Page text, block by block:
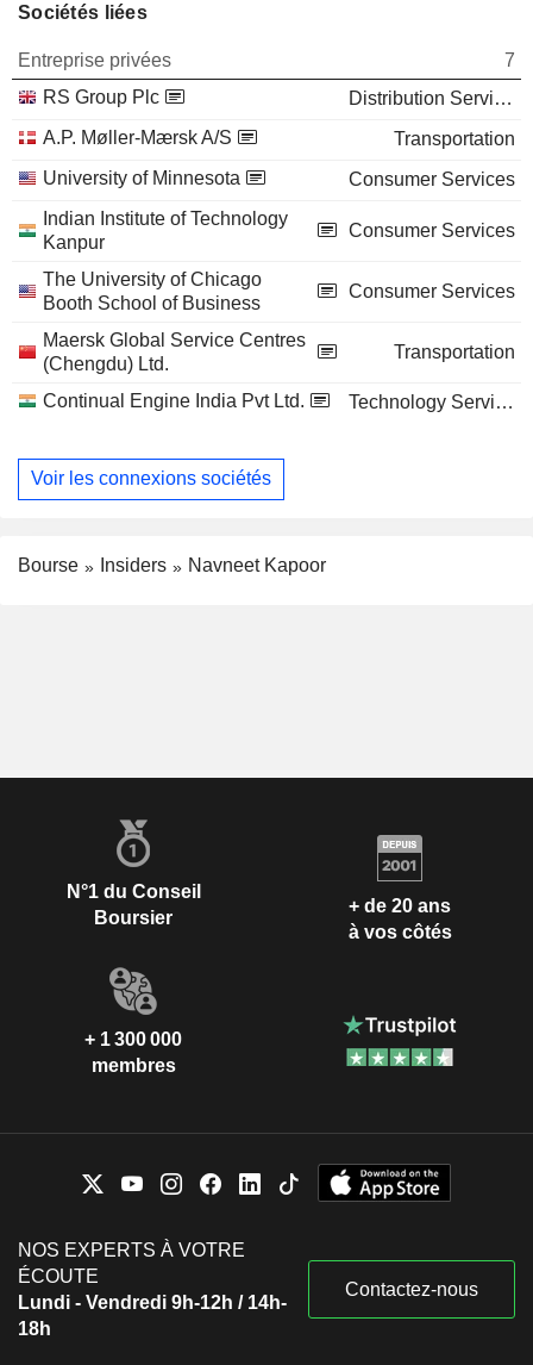
Sociétés liées
Entreprise privées
7
RS Group Plc
Distribution Services
A.P. Møller-Mærsk A/S
Transportation
University of Minnesota
Consumer Services
Indian Institute of Technology
Kanpur
Consumer Services
The University of Chicago
Booth School of Business
Consumer Services
Maersk Global Service Centres
(Chengdu) Ltd.
Transportation
Continual Engine India Pvt Ltd. Technology Services
Voir les connexions sociétés
Bourse Insiders Navneet Kapoor
N°1 du Conseil
Boursier
+ de 20 ans
à vos côtés
+ 1 300 000
membres
NOS EXPERTS À VOTRE
ÉCOUTE
Lundi - Vendredi 9h-12h / 14h-
18h
Contactez-nous